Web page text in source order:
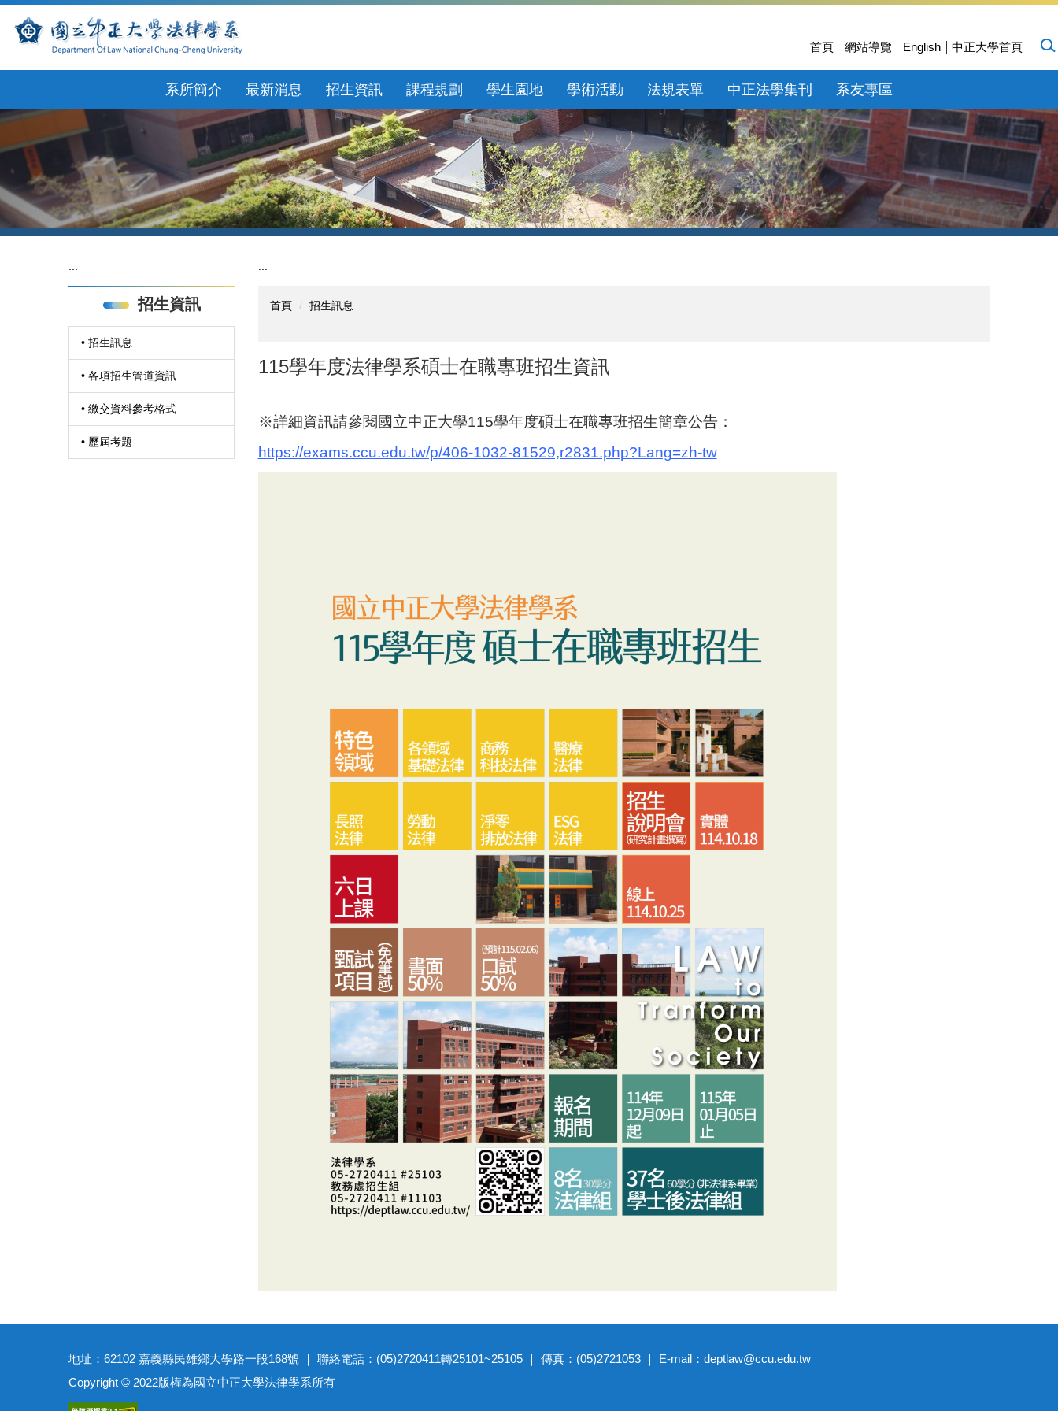
到
區
首頁 網站導覽 English 中正大學首頁
系所簡介 最新消息 招生資訊 課程規劃 學生園地 學術活動 法規表單 中正法學集刊 系友專區
:::
招生資訊
• 招生訊息
• 各項招生管道資訊
• 繳交資料參考格式
• 歷屆考題
:::
首頁 招生訊息
115學年度法律學系碩士在職專班招生資訊
※詳細資訊請參閱國立中正大學115學年度碩士在職專班招生簡章公告：
https://exams.ccu.edu.tw/p/406-1032-81529,r2831.php?Lang=zh-tw
地址：62102 嘉義縣民雄鄉大學路一段168號 ｜ 聯絡電話：(05)2720411轉25101~25105 ｜ 傳真：(05)2721053 ｜ E-mail：deptlaw@ccu.edu.tw
Copyright © 2022版權為國立中正大學法律學系所有